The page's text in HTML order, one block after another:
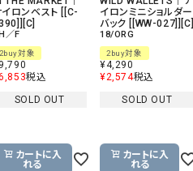
イロンベスト [[C-
／F
2buy対象
9,790
税込
SOLD OUT
カートに入
れる
イロンミニショルダー
バック [[WW-027]][C]
18/ORG
2buy対象
¥4,290
¥2,574税込
SOLD OUT
カートに入
れる